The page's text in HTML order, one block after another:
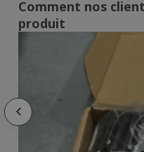
Comment nos
produit